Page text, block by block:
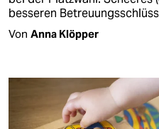
besseren
Von Anna Klöpper